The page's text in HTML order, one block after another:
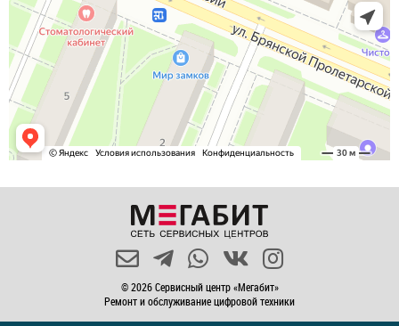
© 2026 Сервисный центр «Мегабит»
Ремонт и обслуживание цифровой техники